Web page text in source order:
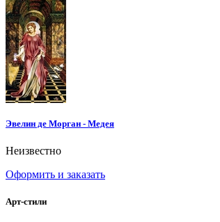
Эвелин де Морган - Медея
Неизвестно
Оформить и заказать
Арт-стили